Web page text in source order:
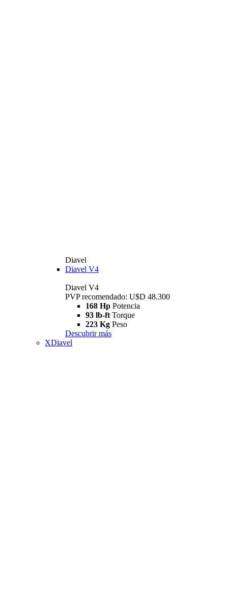
Diavel
Diavel V4
Diavel V4
PVP recomendado: U$D 48.300
168 Hp Potencia
93 lb-ft Torque
223 Kg Peso
Descubrir más
XDiavel